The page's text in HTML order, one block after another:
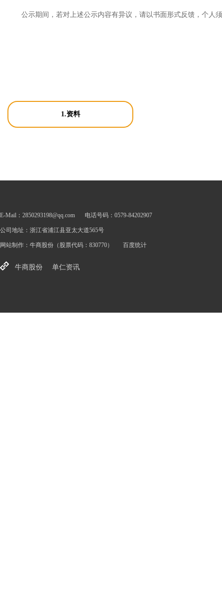
公示期间，若对上述公示内容有异议，请以书面形式反馈，个人
1.资料
E-Mail：2850293198@qq.com 电话号码：0579-84202907
公司地址：浙江省浦江县亚太大道565号
网站制作： 牛商股份 （股票代码：830770） 百度统计
牛商股份 单仁资讯